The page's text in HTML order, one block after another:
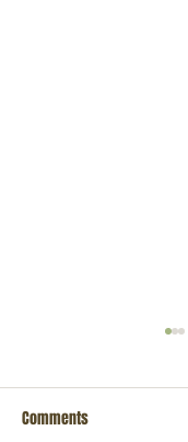
Comments